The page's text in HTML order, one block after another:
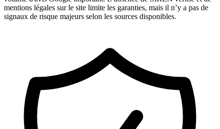
mentions légales sur le site limite les garanties, mais il n’y a pas de
signaux de risque majeurs selon les sources disponibles.